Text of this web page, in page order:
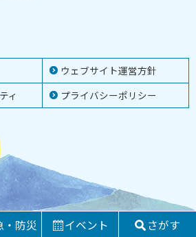
ウェブサイト運営方針
ィ
プライバシーポリシー
・防災 イベント さがす